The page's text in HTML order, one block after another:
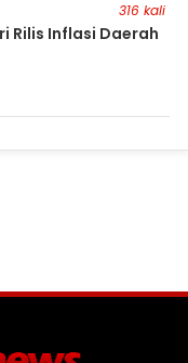
316 kali
Rilis Inflasi Daerah